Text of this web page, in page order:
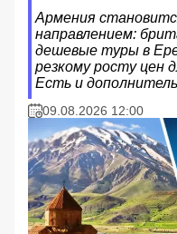
Армения
направлением:
дешевые туры в
резкому росту цен
Есть и
09.08.2026 12:00